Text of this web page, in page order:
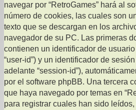
navegar por “RetroGames” hará al
número de cookies, las cuales son
texto que se descargan en los
navegador de su PC. Las primeras
contienen un identificador de
“user-id”) y un identificador de
adelante “session-id”),
por el software phpBB. Una tercera
que haya navegado por temas en
para registrar cuales han sido